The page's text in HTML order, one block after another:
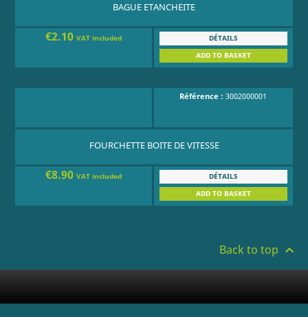
BAGUE ETANCHEITE
€2.10VAT included
DÉTAILS
ADD TO BASKET
Référence :3002000001
FOURCHETTE BOITE DE VITESSE
€8.90VAT included
DÉTAILS
ADD TO BASKET
Back to top 